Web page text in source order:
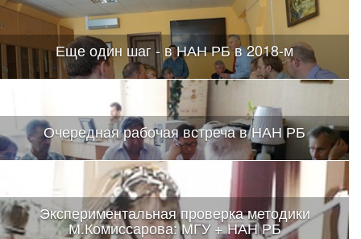
Еще один шаг - в НАН РБ в 2018-м
Очередная рабочая встреча в НАН РБ
Экспериментальная проверка методики
М.Комиссарова: МГУ + НАН РБ